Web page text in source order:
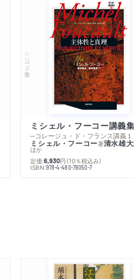
シリーズ・全集
ミシェル・フーコー著清水雄大
ほか
定価:6,930円 （10％税込み）
ISBN:978-4-480-79050-7